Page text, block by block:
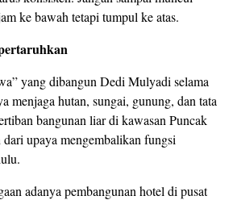
ke bawah tetapi tumpul ke atas.
yang dibangun Dedi Mulyadi selama
menjaga hutan, sungai, gunung, dan tata
bangunan liar di kawasan Puncak
upaya mengembalikan fungsi
adanya pembangunan hotel di pusat